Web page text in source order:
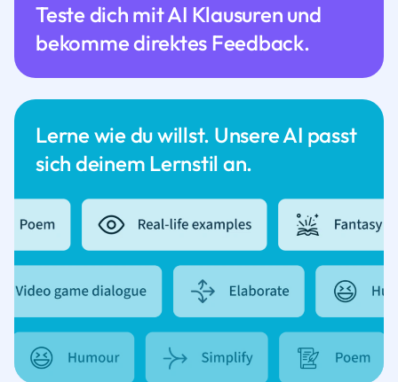
Lerne wie du willst. Unsere AI passt
sich deinem Lernstil an.
Teste dich mit AI Klausuren und
bekomme direktes Feedback.